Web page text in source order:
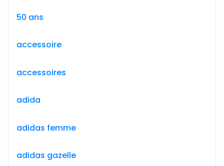
50 ans
accessoire
accessoires
adida
adidas femme
adidas gazelle